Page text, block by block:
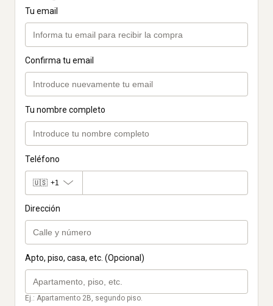
Tu email
Confirma tu email
Tu nombre completo
Teléfono
🇺🇸 +1
Dirección
Apto, piso, casa, etc. (Opcional)
Ej.: Apartamento 2B, segundo piso.